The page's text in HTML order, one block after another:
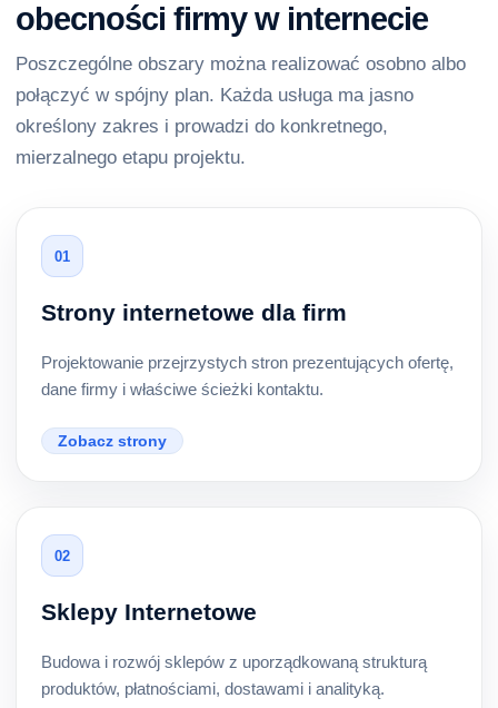
obecności firmy w internecie
Poszczególne obszary można realizować osobno albo
połączyć w spójny plan. Każda usługa ma jasno
określony zakres i prowadzi do konkretnego,
mierzalnego etapu projektu.
01
Strony internetowe dla firm
Projektowanie przejrzystych stron prezentujących ofertę,
dane firmy i właściwe ścieżki kontaktu.
Zobacz strony
02
Sklepy Internetowe
Budowa i rozwój sklepów z uporządkowaną strukturą
produktów, płatnościami, dostawami i analityką.